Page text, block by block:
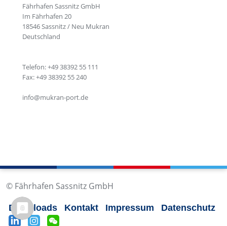
Fährhafen Sassnitz GmbH
Im Fährhafen 20
18546 Sassnitz / Neu Mukran
Deutschland
Telefon: +49 38392 55 111
Fax: +49 38392 55 240
info@mukran-port.de
© Fährhafen Sassnitz GmbH
Downloads Kontakt Impressum Datenschutz